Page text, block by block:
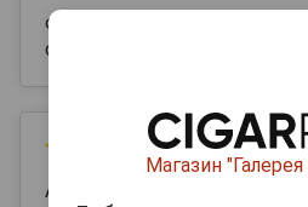
Фантастический напиток.
случайно. Угостили. И с
22 декабря 2025
Андрей
Магазин